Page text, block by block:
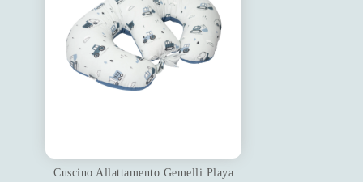
Cuscino Allattamento Gemelli Playa